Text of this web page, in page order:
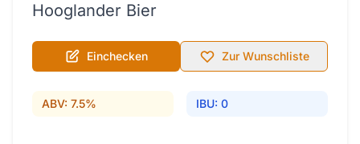
Hooglander Bier
Einchecken Zur Wunschliste
ABV: 7.5% IBU: 0